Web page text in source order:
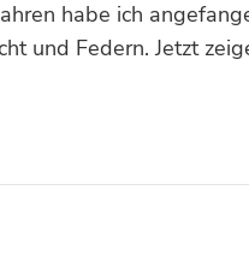
habe ich
und Federn. Jetzt